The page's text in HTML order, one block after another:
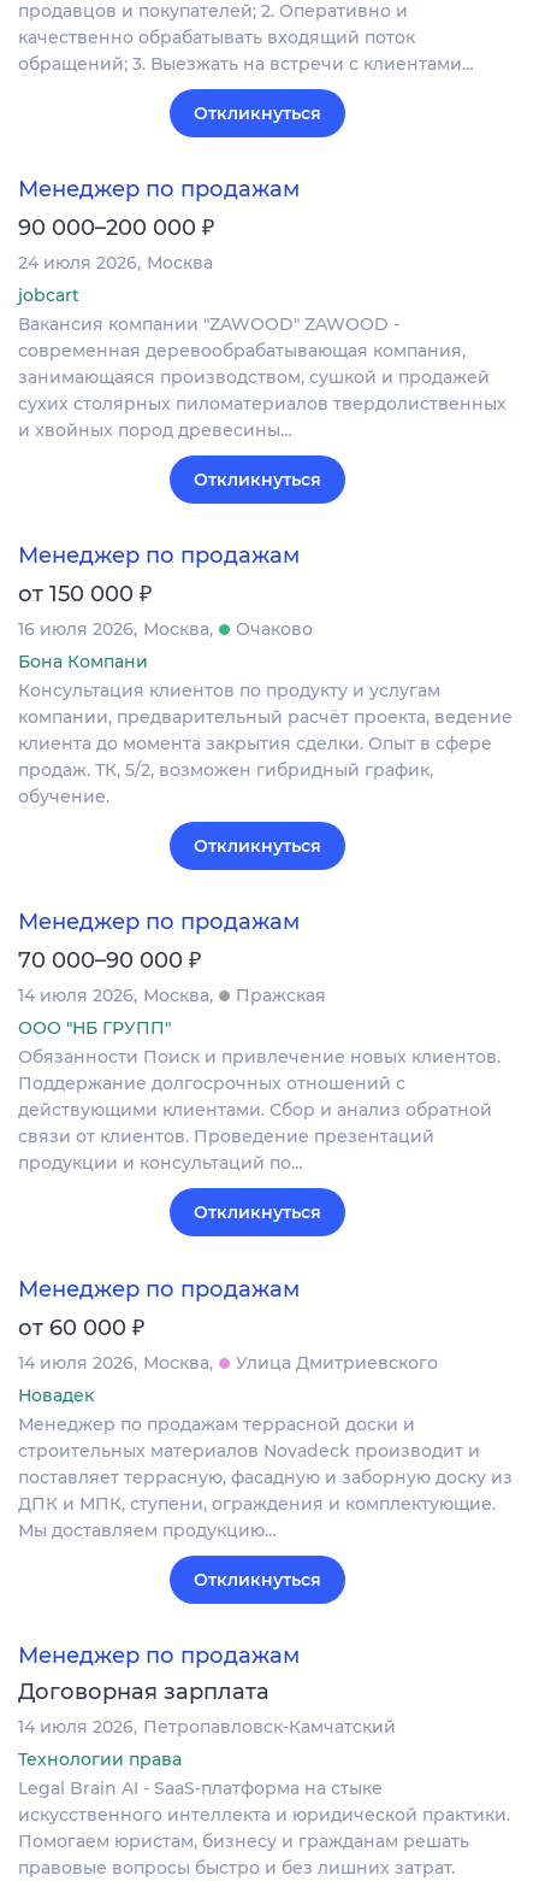
продавцов и покупателей; 2. Оперативно и
качественно обрабатывать входящий поток
обращений; 3. Выезжать на встречи с клиентами…
Откликнуться
Менеджер по продажам
90 000–200 000 ₽
24 июля 2026 Москва
jobcart
Вакансия компании "ZAWOOD" ZAWOOD -
современная деревообрабатывающая компания,
занимающаяся производством, сушкой и продажей
сухих столярных пиломатериалов твердолиственных
и хвойных пород древесины…
Откликнуться
Менеджер по продажам
от 150 000 ₽
16 июля 2026 Москва
Очаково
Бона Компани
Консультация клиентов по продукту и услугам
компании, предварительный расчёт проекта, ведение
клиента до момента закрытия сделки. Опыт в сфере
продаж. ТК, 5/2, возможен гибридный график,
обучение.
Откликнуться
Менеджер по продажам
70 000–90 000 ₽
14 июля 2026 Москва
Пражская
ООО "НБ ГРУПП"
Обязанности Поиск и привлечение новых клиентов.
Поддержание долгосрочных отношений с
действующими клиентами. Сбор и анализ обратной
связи от клиентов. Проведение презентаций
продукции и консультаций по…
Откликнуться
Менеджер по продажам
от 60 000 ₽
14 июля 2026 Москва
Улица Дмитриевского
Новадек
Менеджер по продажам террасной доски и
строительных материалов Novadeck производит и
поставляет террасную, фасадную и заборную доску из
ДПК и МПК, ступени, ограждения и комплектующие.
Мы доставляем продукцию…
Откликнуться
Менеджер по продажам
Договорная зарплата
14 июля 2026 Петропавловск-Камчатский
Технологии права
Legal Brain AI - SaaS-платформа на стыке
искусственного интеллекта и юридической практики.
Помогаем юристам, бизнесу и гражданам решать
правовые вопросы быстро и без лишних затрат.